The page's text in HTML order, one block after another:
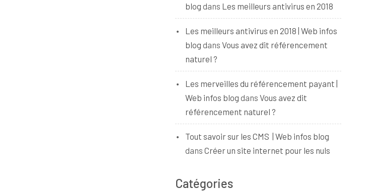
blog dans Les meilleurs antivirus en 2018
Les meilleurs antivirus en 2018 | Web infos
blog dans Vous avez dit référencement
naturel ?
Les merveilles du référencement payant |
Web infos blog dans Vous avez dit
référencement naturel ?
Tout savoir sur les CMS | Web infos blog
dans Créer un site internet pour les nuls
Catégories